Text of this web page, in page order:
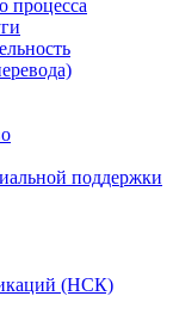
процесса
поддержки
(НСК)